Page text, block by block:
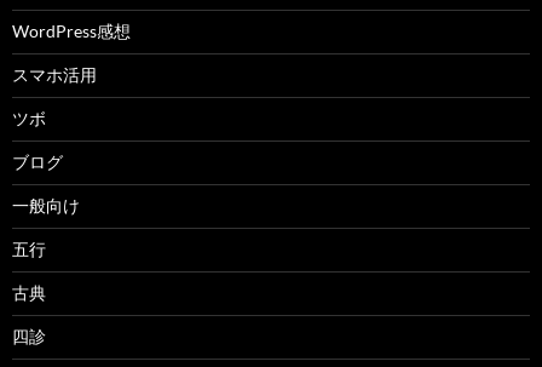
WordPress感想
スマホ活用
ツボ
ブログ
一般向け
五行
古典
四診